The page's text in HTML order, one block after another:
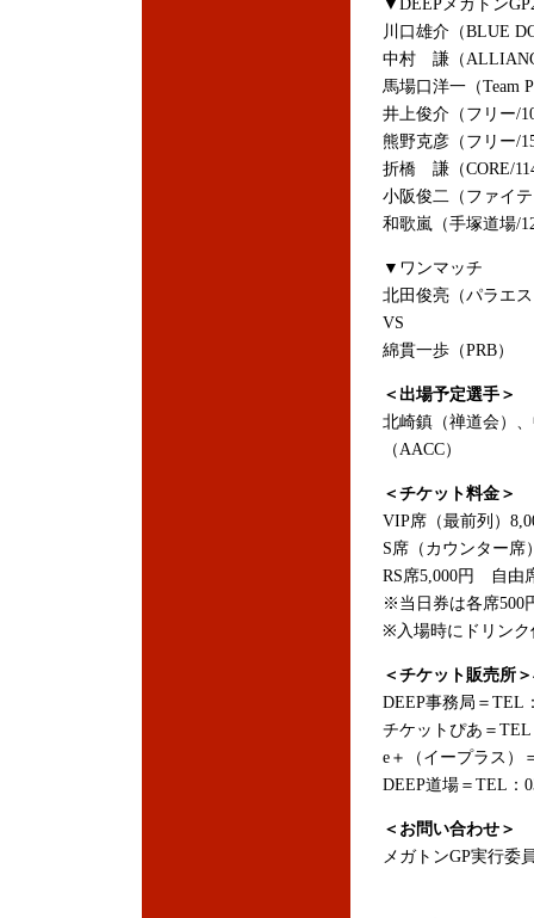
▼DEEPメガトン
川口雄介（BLUE
中村 謙（
馬場口洋一（Team
井上俊介（フリー/
熊野克彦（フリー/
折橋 謙（CORE/
小阪俊二（ファイ
和歌嵐（手塚道場/
▼ワンマッチ
北田俊亮（パラエ
VS
綿貫一歩（PRB）
＜出場予定選手＞
北崎鎮（禅道会）
（AACC）
＜チケット料金＞
VIP席（最前列）
S席（カウンター席
RS席5,000円 自由
※当日券は各席500
※入場時にドリンク
＜チケット販売所＞
DEEP事務局＝
チケットぴあ＝TEL
e＋（イープラス）
DEEP道場＝TEL：
＜お問い合わせ＞
メガトンGP実行委